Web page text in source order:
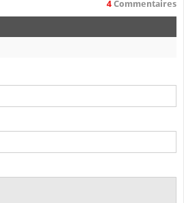
4 Commentaires